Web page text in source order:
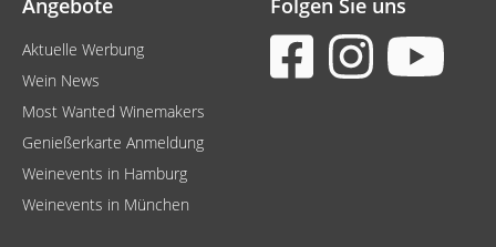
Angebote
Aktuelle Werbung
Wein News
Most Wanted Winemakers
Genießerkarte Anmeldung
Weinevents in Hamburg
Weinevents in München
Folgen Sie uns